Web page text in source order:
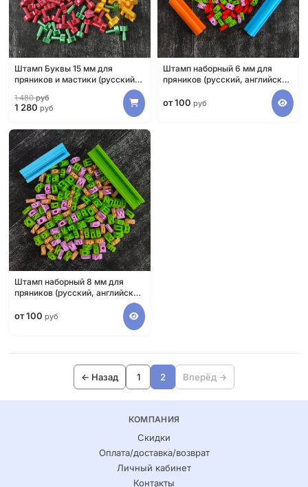
Штамп Буквы 15 мм для
пряников и мастики (русский
1 480руб
1 280 руб
Штамп наборный 6 мм для
пряников (русский, английский
от 100 руб
Штамп наборный 8 мм для
пряников (русский, английский
от 100 руб
← Назад 1 2 Вперёд →
КОМПАНИЯ
Скидки
Оплата/доставка/возврат
Личный кабинет
Контакты